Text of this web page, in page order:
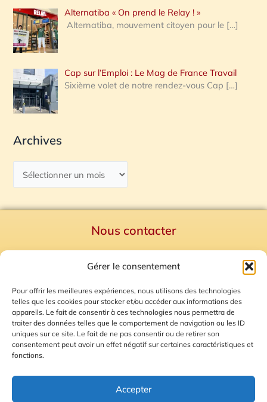
Gérer le consentement
Pour offrir les meilleures expériences, nous utilisons des technologies
telles que les cookies pour stocker et/ou accéder aux informations des
appareils. Le fait de consentir à ces technologies nous permettra de
traiter des données telles que le comportement de navigation ou les ID
uniques sur ce site. Le fait de ne pas consentir ou de retirer son
consentement peut avoir un effet négatif sur certaines caractéristiques et
fonctions.
Accepter
Alternatiba « On prend le Relay ! »
Alternatiba, mouvement citoyen pour le […]
Cap sur l’Emploi : Le Mag de France Travail
Sixième volet de notre rendez-vous Cap […]
Archives
Nous contacter
Mentions Légales
Plan du site
Gestion des Cookies